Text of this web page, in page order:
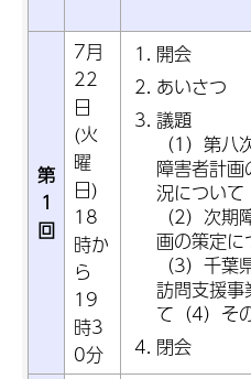
第
1
回
7月
22
日
(火
曜
日)
18
時か
ら
19
時3
0分
開会
あいさつ
議題
（1）第八
障害者計
況について
（2）次期
画の策定に
（3）千葉
訪問支援事
て（4）そ
閉会